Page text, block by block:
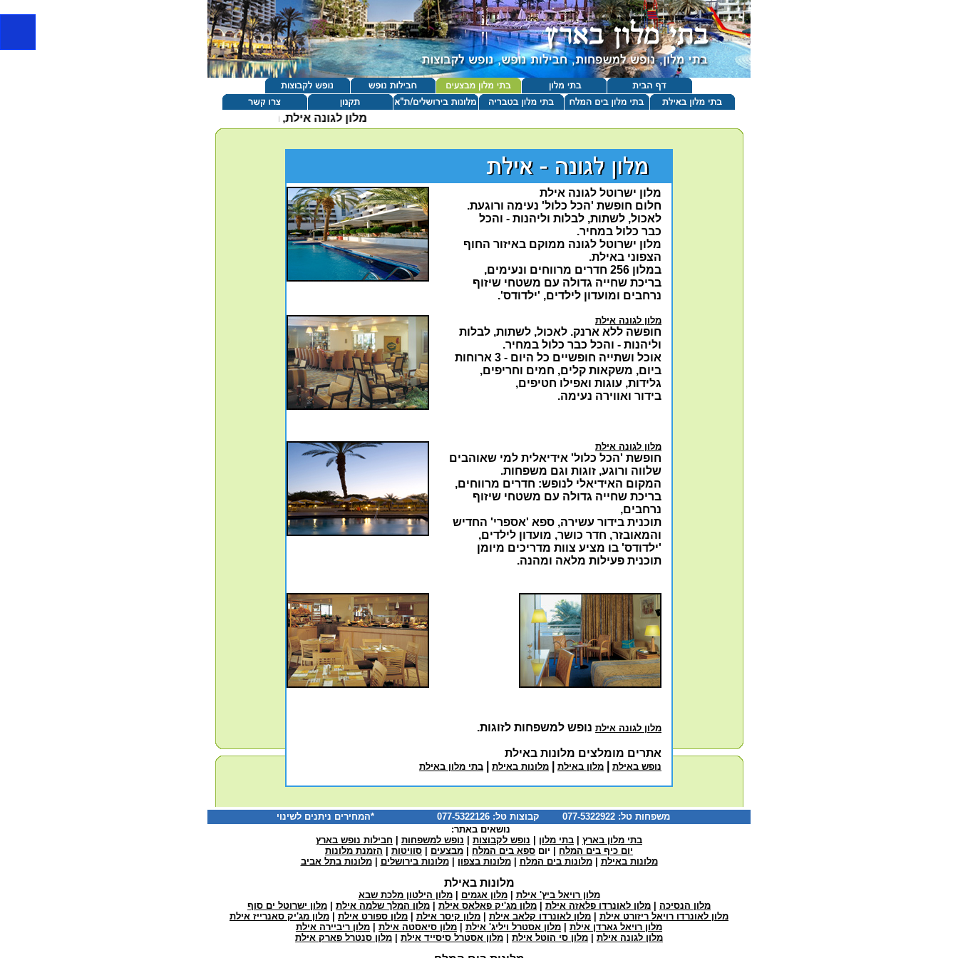
מלון לגונה אילת, חופשת 'הכל כלול' נעימה ורוגעת, ממוקם באיזור החוף
מלון ישרוטל לגונה אילת
חלום חופשת 'הכל כלול' נעימה ורוגעת.
לאכול, לשתות, לבלות וליהנות - והכל
כבר כלול במחיר.
מלון ישרוטל לגונה ממוקם באיזור החוף
הצפוני באילת.
במלון 256 חדרים מרווחים ונעימים,
בריכת שחייה גדולה עם משטחי שיזוף
נרחבים ומועדון לילדים, 'ילדודס'.
מלון לגונה אילת
חופשה ללא ארנק. לאכול, לשתות, לבלות
וליהנות - והכל כבר כלול במחיר.
אוכל ושתייה חופשיים כל היום - 3 ארוחות
ביום, משקאות קלים, חמים וחריפים,
גלידות, עוגות ואפילו חטיפים,
בידור ואווירה נעימה.
מלון לגונה אילת
חופשת 'הכל כלול' אידיאלית למי שאוהבים
שלווה ורוגע, זוגות וגם משפחות.
המקום האידיאלי לנופש: חדרים מרווחים,
בריכת שחייה גדולה עם משטחי שיזוף
נרחבים,
תוכנית בידור עשירה, ספא 'אספרי' החדיש
והמאובזר, חדר כושר, מועדון לילדים,
'ילדודס' בו מציע צוות מדריכים מיומן
תוכנית פעילות מלאה ומהנה.
מלון לגונה אילת נופש למשפחות לזוגות.
אתרים מומלצים מלונות באילת
נופש באילת מלון באילת מלונות באילת בתי מלון באילת
משפחות טל: 077-5322922 קבוצות טל: 077-5322126 *המחירים ניתנים לשינוי
נושאים באתר:
בתי מלון בארץ
בתי מלון נופש לקבוצות נופש למשפחות
חבילות נופש בארץ
יום כיף בים המלח | יום ספא בים המלח מבצעים סוויטות
הזמנת מלונות
מלונות באילת |מלונות בים המלח |מלונות בצפון |מלונות בירושלים |מלונות בתל אביב
מלונות באילת
מלון רויאל ביץ' אילת |מלון אגמים |מלון הילטון מלכת שבא
מלון הנסיכה
מלון לאונרדו פלאזה אילת מלון מג'יק פאלאס אילת מלון המלך שלמה אילת
מלון ישרוטל ים סוף
מלון לאונרדו רויאל ריזורט אילת
מלון לאונרדו קלאב אילת מלון קיסר אילת מלון ספורט אילת
מלון מג'יק סאנרייז אילת
מלון רויאל גארדן אילת
מלון אסטרל ויליג' אילת מלון סיאסטה אילת
מלון ריביירה אילת
מלון לגונה אילת
מלון סי הוטל אילת מלון אסטרל סיסייד אילת מלון סנטרל פארק אילת